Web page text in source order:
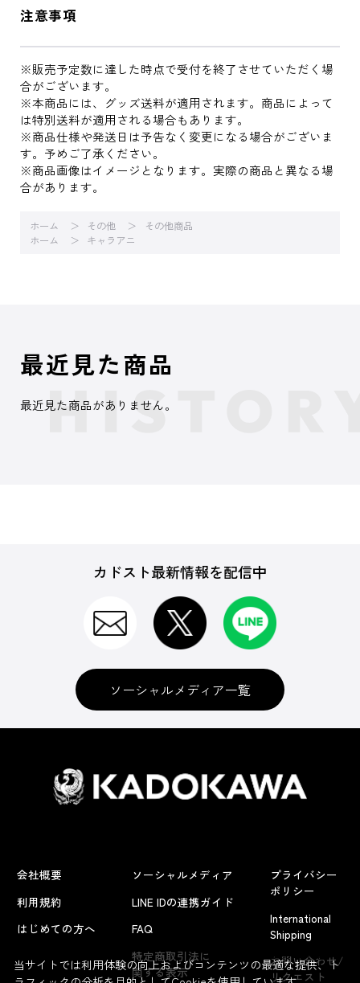
注意事項
※販売予定数に達した時点で受付を終了させていただく場
合がございます。
※本商品には、グッズ送料が適用されます。商品によって
は特別送料が適用される場合もあります。
※商品仕様や発送日は予告なく変更になる場合がございま
す。予めご了承ください。
※商品画像はイメージとなります。実際の商品と異なる場
合があります。
ホーム その他
その他商品
ホーム
キャラアニ
よくあるお問い合わせ
最近見た商品
最近見た商品がありません。
カドスト最新情報を配信中
ソーシャルメディア一覧
会社概要
利用規約
はじめての方へ
ソーシャルメディア
LINE IDの連携ガイド
FAQ
特定商取引法に
関する表示
プライバシー
ポリシー
International
Shipping
お問い合わせ/
リクエスト
当サイトでは利用体験の向上およびコンテンツの最適な提供、ト